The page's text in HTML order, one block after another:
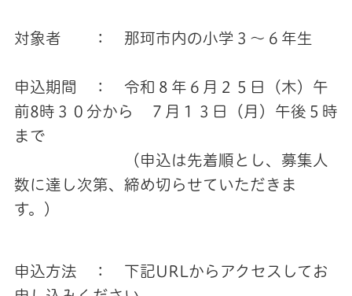
対象者 ： 那珂市内の小学３～６年生
申込期間 ： 令和８年６月２５日（木）午
前8時３０分から ７月１３日（月）午後５時
まで
（申込は先着順とし、募集人
数に達し次第、締め切らせていただきま
す。）
申込方法 ： 下記URLからアクセスしてお